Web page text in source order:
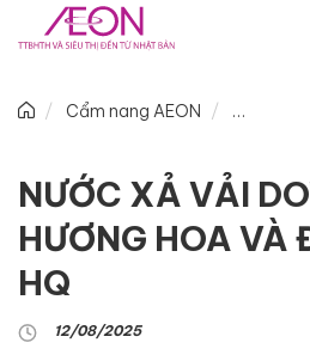
Cẩm nang AEON
NƯỚC XẢ VẢI
HƯƠNG HOA VÀ
HQ
12/08/2025